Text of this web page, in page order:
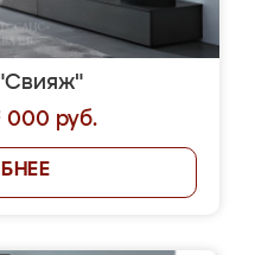
"Свияж"
000 руб.